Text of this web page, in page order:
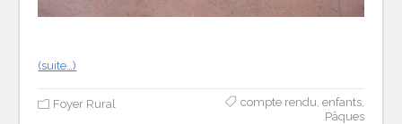
(suite…)
Foyer Rural compte rendu enfants,
Pâques